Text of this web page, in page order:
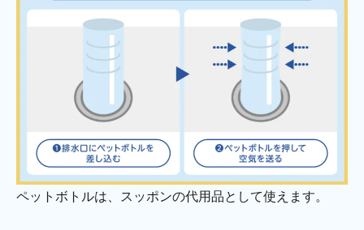
ペットボトルは、スッポンの代用品として使えます。